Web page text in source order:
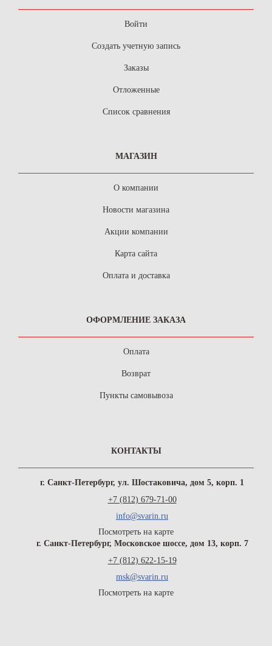
Войти
Создать учетную запись
Заказы
Отложенные
Список сравнения
МАГАЗИН
О компании
Новости магазина
Акции компании
Карта сайта
Оплата и доставка
ОФОРМЛЕНИЕ ЗАКАЗА
Оплата
Возврат
Пункты самовывоза
КОНТАКТЫ
г. Санкт-Петербург, ул. Шостаковича, дом 5, корп. 1
+7 (812) 679-71-00
info@svarin.ru
Посмотреть на карте
г. Санкт-Петербург, Московское шоссе, дом 13, корп. 7
+7 (812) 622-15-19
msk@svarin.ru
Посмотреть на карте